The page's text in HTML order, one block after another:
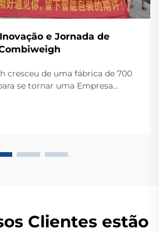
e Jornada de
cresceu de uma fábrica de 700
se tornar uma Empresa
hoje uma consulta global
Clientes estão